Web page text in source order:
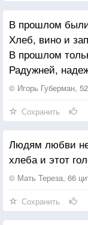
В прошлом
Хлеб, вино и
В прошлом
Радужней,
© Игорь Губерман,
Сохранить
Людям любви
хлеба и этот
© Мать Тереза, 66
Сохранить